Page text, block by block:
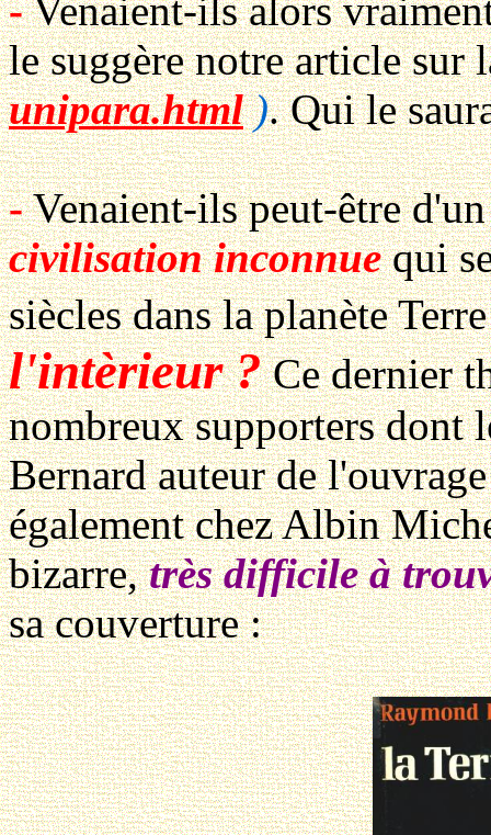
-Venaient-ils alors
le suggère notre article sur
unipara.html). Qui le
-Venaient-ils peut-être
civilisation inconnuequi
siècles dans la planète
l'intèrieur ?Ce dernier
nombreux supporters dont
Bernard auteur de
également chez Albin
bizarre,très difficile à
sa couverture :